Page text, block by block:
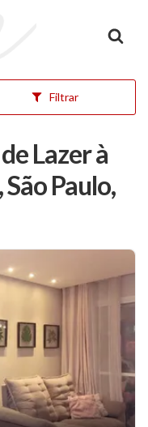
Filtrar
Lazer à
Paulo,